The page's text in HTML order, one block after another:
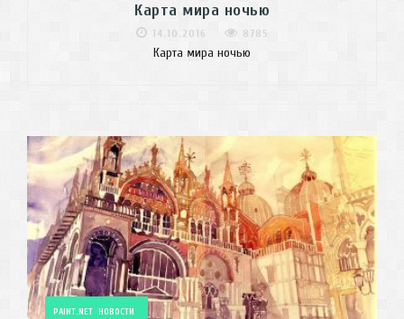
Карта мира ночью
14.10.2016 8785
Карта мира ночью
PAINT.NET НОВОСТИ